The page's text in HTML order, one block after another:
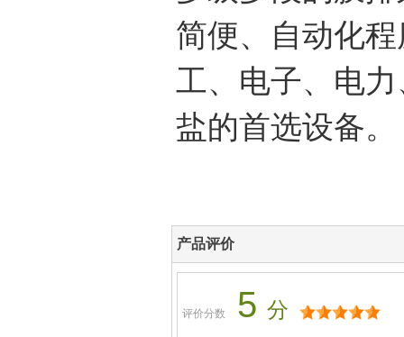
简便、自动化
工、电子、电
盐的首选设备。
产品评价
评价分数 5 分